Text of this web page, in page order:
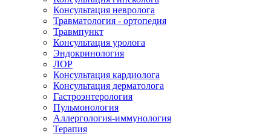
Консультация невролога
Травматология - ортопедия
Травмпункт
Консультация уролога
Эндокринология
ЛОР
Консультация кардиолога
Консультация дерматолога
Гастроэнтерология
Пульмонология
Аллергология-иммунология
Терапия